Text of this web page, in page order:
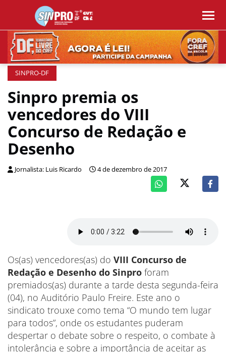
SINPRO-DF
Sinpro premia os
vencedores do VIII
Concurso de Redação e
Desenho
Jornalista: Luis Ricardo 4 de dezembro de 2017
Os(as) vencedores(as) do VIII Concurso de
Redação e Desenho do Sinpro foram
premiados(as) durante a tarde desta segunda-feira
(04), no Auditório Paulo Freire. Este ano o
sindicato trouxe como tema “O mundo tem lugar
para todos”, onde os estudantes puderam
despertar o debate sobre o respeito, o combate à
intolerância e sobre a importância de aceitar as